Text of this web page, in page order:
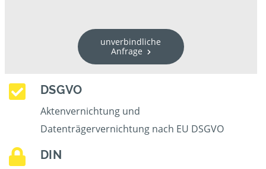
unverbindliche
Anfrage
DSGVO
Aktenvernichtung und
Datenträgervernichtung nach EU DSGVO
DIN